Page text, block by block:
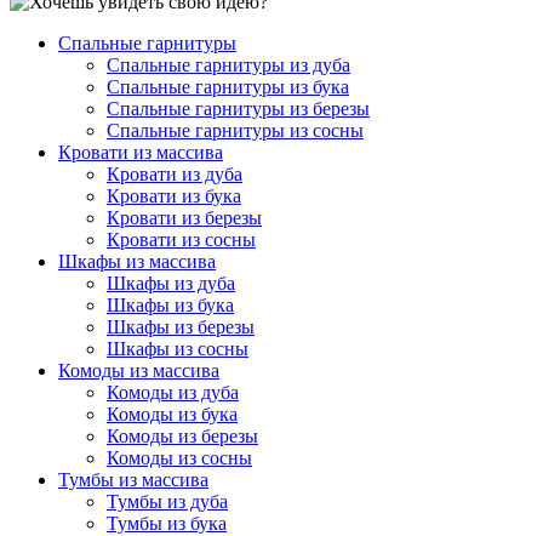
Спальные гарнитуры
Спальные гарнитуры из дуба
Спальные гарнитуры из бука
Спальные гарнитуры из березы
Спальные гарнитуры из сосны
Кровати из массива
Кровати из дуба
Кровати из бука
Кровати из березы
Кровати из сосны
Шкафы из массива
Шкафы из дуба
Шкафы из бука
Шкафы из березы
Шкафы из сосны
Комоды из массива
Комоды из дуба
Комоды из бука
Комоды из березы
Комоды из сосны
Тумбы из массива
Тумбы из дуба
Тумбы из бука